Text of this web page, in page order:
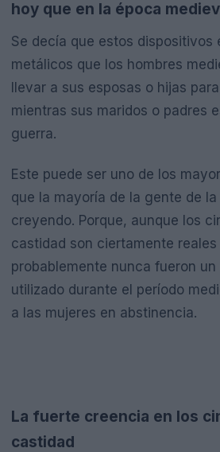
hoy que en la época
Se decía que estos dispositivos
metálicos que los hombres
llevar a sus esposas o hijas
mientras sus maridos o padres
guerra.
Este puede ser uno de los
que la mayoría de la gente de
creyendo. Porque, aunque los
castidad son ciertamente reales
probablemente nunca fueron un
utilizado durante el período
a las mujeres en abstinencia.
La fuerte creencia en los
castidad